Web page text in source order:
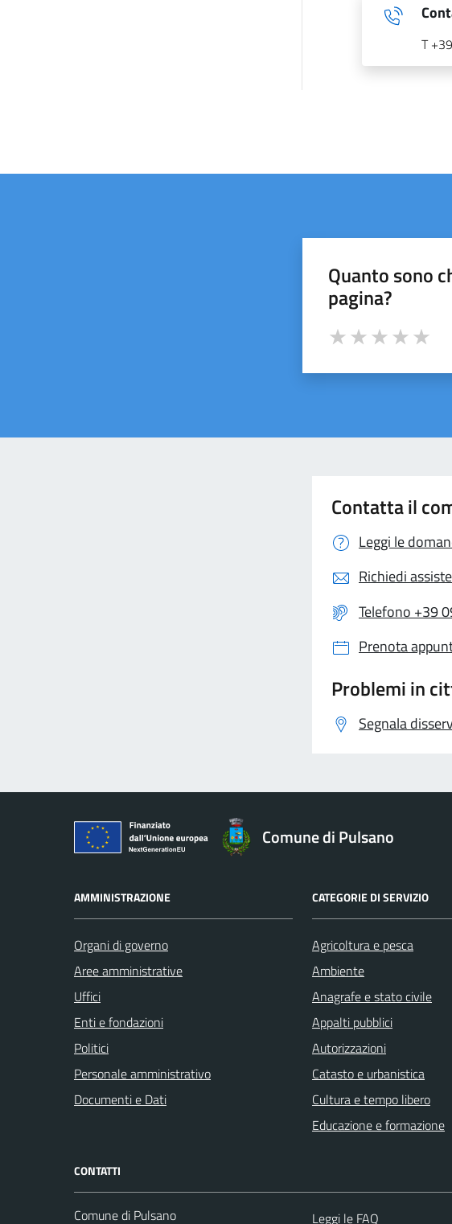
T
Quanto sono
pagina?
Contatta il
Leggi le
Richiedi
Telefono +39
Prenota
Problemi in
Segnala
Comune di Pulsano
AMMINISTRAZIONE
Organi di governo
Aree amministrative
Uffici
Enti e fondazioni
Politici
Personale amministrativo
Documenti e Dati
CATEGORIE DI SERVIZIO
Agricoltura e pesca
Ambiente
Anagrafe e stato civile
Appalti pubblici
Autorizzazioni
Catasto e urbanistica
Cultura e tempo libero
Educazione e formazione
CONTATTI
Comune di Pulsano Leggi le FAQ